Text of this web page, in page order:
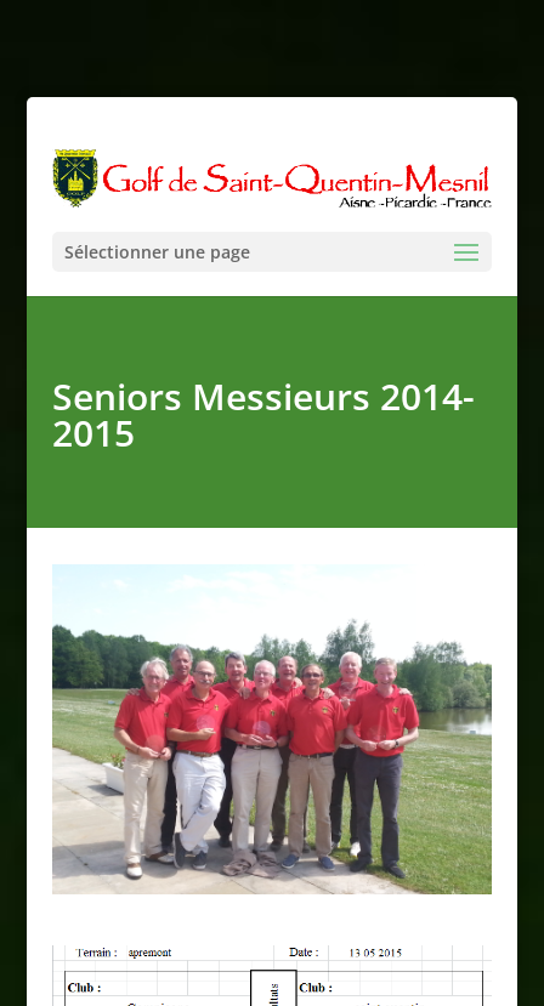
Sélectionner une page
Seniors Messieurs 2014-
2015